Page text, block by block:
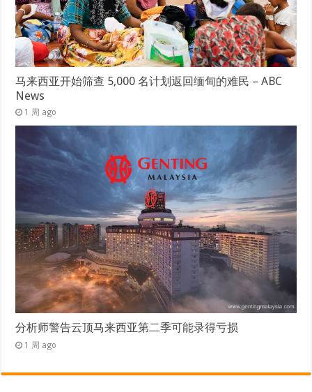
马来西亚开始筛查 5,000 名计划返回缅甸的难民 – ABC
News
1 周 ago
分析师警告云顶马来西亚第二季可能录得亏损
1 周 ago